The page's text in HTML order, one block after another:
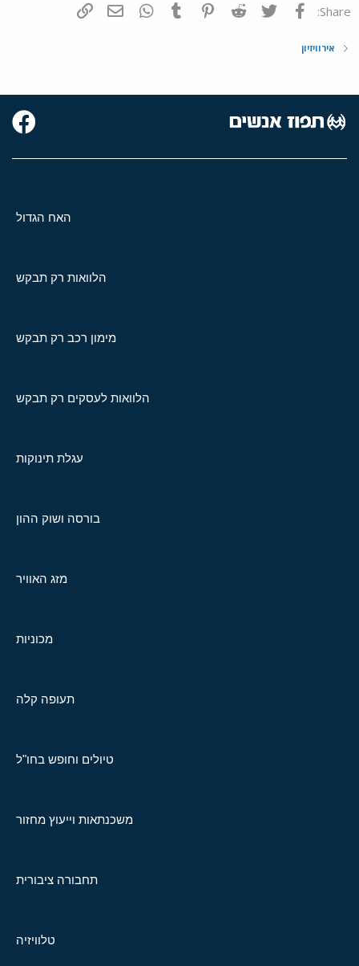
Share: פייסבוק Twitter
Reddit
Pinterest
Tumblr
WhatsAppדואר אלקטרוני
אירוויזיון
האח הגדול
הלוואות רק תבקש
מימון רכב רק תבקש
הלוואות לעסקים רק תבקש
עגלת תינוקות
בורסה ושוק ההון
מזג האוויר
מכוניות
תעופה קלה
טיולים וחופש בחו"ל
משכנתאות וייעוץ מחזור
תחבורה ציבורית
טלוויזיה